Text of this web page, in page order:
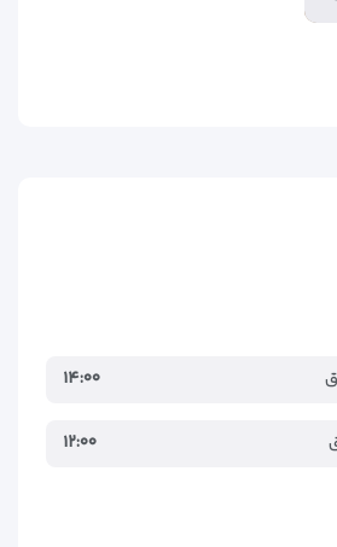
گرفته تا خانواده‌های پرجمعیت و
برخی سوئیت‌ها دارای نشیمن مجزا
۱۴:۰۰
۱۲:۰۰